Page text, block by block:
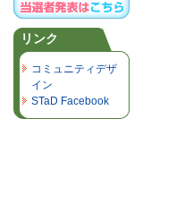
リンク
コミュニティデザ
イン
STaD Facebook